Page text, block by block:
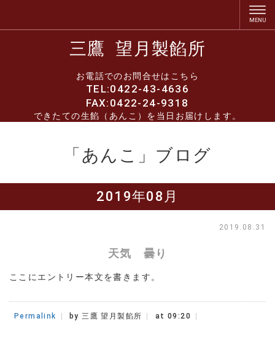
三鷹 望月製餡所
お電話でのお問合せはこちら
TEL:0422-43-4636
FAX:0422-24-9318
できたての生餡（あんこ）を当日お届けします。
「あんこ」ブログ
2019年08月
2019.08.31
天気 曇り
ここにエントリー本文を書きます。
Permalink by 三鷹 望月製餡所 at 09:20